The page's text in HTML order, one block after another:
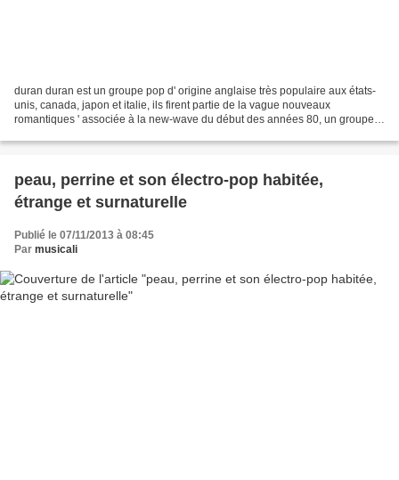
duran duran est un groupe pop d' origine anglaise très populaire aux états-
unis, canada, japon et italie, ils firent partie de la vague nouveaux
romantiques ' associée à la new-wave du début des années 80, un groupe
peau, perrine et son électro-pop habitée,
étrange et surnaturelle
Publié le 07/11/2013 à 08:45
Par musicali